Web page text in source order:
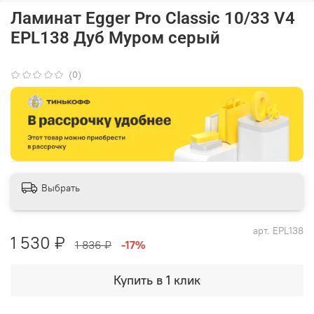
(0)
арт. EPL138
Ламинат Egger Pro Classic 10/33 V4
EPL138 Дуб Муром серый
1 530 ₽ 1 836 ₽ -17%
Купить в 1 клик
Выбрать